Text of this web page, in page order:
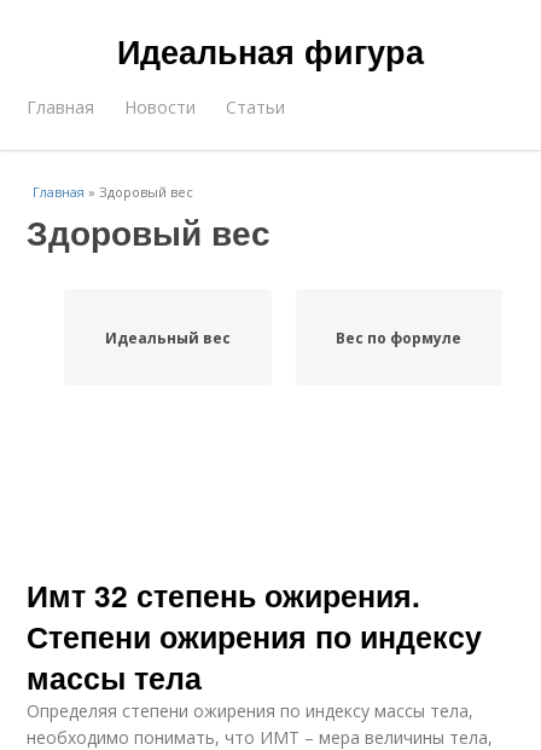
Идеальная фигура
Главная Новости Статьи
Главная »Здоровый вес
Здоровый вес
Идеальный вес Вес по формуле
Имт 32 степень ожирения.
Степени ожирения по индексу
массы тела
Определяя степени ожирения по индексу массы тела,
необходимо понимать, что ИМТ – мера величины тела,